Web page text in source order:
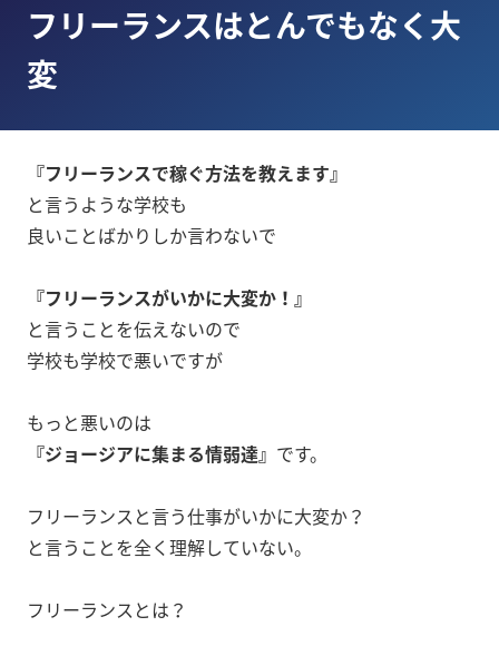
フリーランスはとんでもなく大
変
『フリーランスで稼ぐ方法を教えます』
と言うような学校も
良いことばかりしか言わないで
『フリーランスがいかに大変か！』
と言うことを伝えないので
学校も学校で悪いですが
もっと悪いのは
『ジョージアに集まる情弱達』 です。
フリーランスと言う仕事がいかに大変か？
と言うことを全く理解していない。
フリーランスとは？